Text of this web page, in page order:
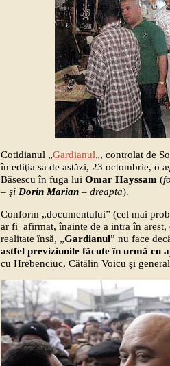
Cotidianul „Gardianul„, controlat de
în ediţia sa de astăzi, 23 octombrie, o
Băsescu în fuga lui Omar Hayssam (
– şi Dorin Marian – dreapta).
Conform „documentului” (cel mai
ar fi afirmat, înainte de a intra în arest,
realitate însă, „Gardianul” nu face
astfel previziunile făcute în urmă cu
cu Hrebenciuc, Cătălin Voicu şi